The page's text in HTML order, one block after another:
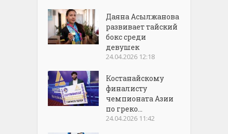
Даяна Асылжанова
развивает тайский
бокс среди
девушек
24.04.2026 12:18
Костанайскому
финалисту
чемпионата Азии
по греко...
24.04.2026 11:42